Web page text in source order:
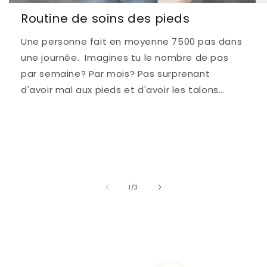
Routine de soins des pieds
Une personne fait en moyenne 7500 pas dans
une journée. Imagines tu le nombre de pas
par semaine? Par mois? Pas surprenant
d'avoir mal aux pieds et d'avoir les talons...
1 /de
3